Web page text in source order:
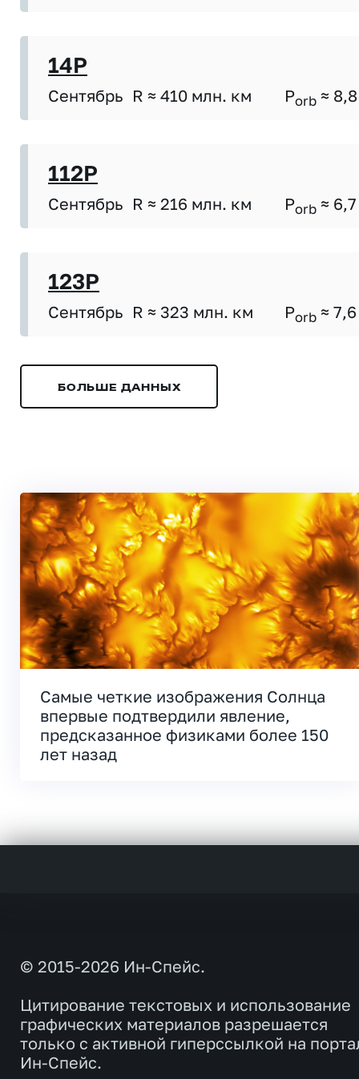
14P
Сентябрь R ≈ 410 млн. км Porb ≈ 8,8
112P
Сентябрь R ≈ 216 млн. км Porb ≈ 6,7
123P
Сентябрь R ≈ 323 млн. км Porb ≈ 7,6
БОЛЬШЕ ДАННЫХ
Самые четкие изображения Солнца
впервые подтвердили явление,
предсказанное физиками более 150
лет назад
© 2015-2026 Ин-Спейс.
Цитирование текстовых и использование
графических материалов разрешается
только с активной гиперссылкой на
Ин-Спейс.